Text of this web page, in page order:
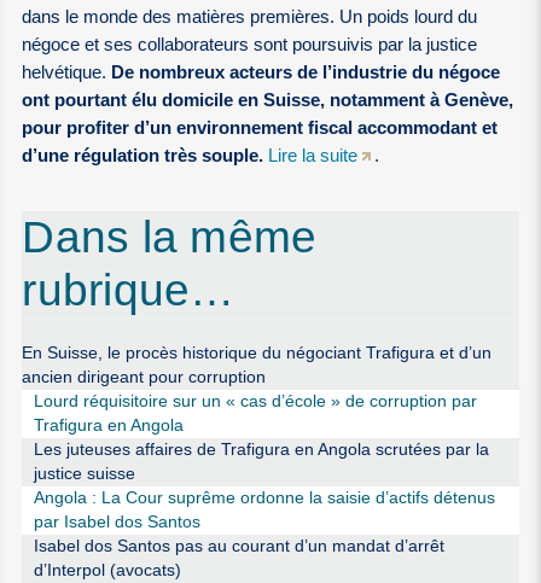
dans le monde des matières premières. Un poids lourd du
négoce et ses collaborateurs sont poursuivis par la justice
helvétique. De nombreux acteurs de l’industrie du négoce
ont pourtant élu domicile en Suisse, notamment à Genève,
pour profiter d’un environnement fiscal accommodant et
d’une régulation très souple. Lire la suite .
Dans la même
rubrique…
En Suisse, le procès historique du négociant Trafigura et d’un
ancien dirigeant pour corruption
Lourd réquisitoire sur un « cas d’école » de corruption par
Trafigura en Angola
Les juteuses affaires de Trafigura en Angola scrutées par la
justice suisse
Angola : La Cour suprême ordonne la saisie d’actifs détenus
par Isabel dos Santos
Isabel dos Santos pas au courant d’un mandat d’arrêt
d’Interpol (avocats)